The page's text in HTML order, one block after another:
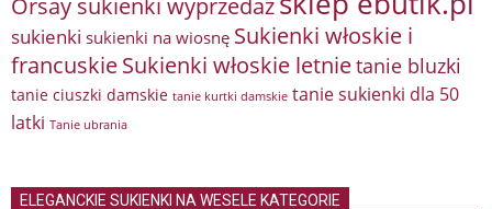
sukienki sukienki na wiosnę Sukienki włoskie i
francuskieSukienki włoskie letnietanie bluzki
tanie ciuszki damskie tanie kurtki damskie tanie sukienki dla 50
latki Tanie ubrania
ELEGANCKIE SUKIENKI NA WESELE KATEGORIE